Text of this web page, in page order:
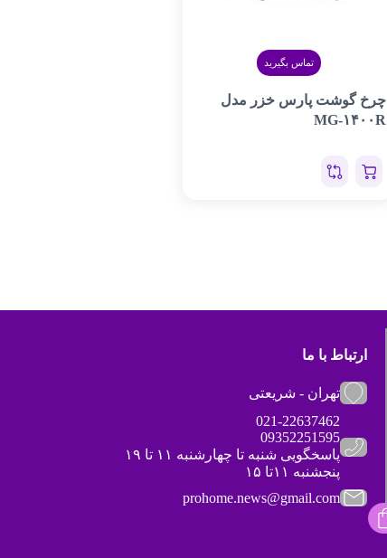
تماس بگیرید
چرخ گوشت پارس خزر مدل
MG-۱۴۰۰R
ارتباط با ما
تهران - شریعتی
021-22637462
09352251595
پاسخگویی شنبه تا چهارشنبه ۱۱ تا ۱۹
پنجشنبه ۱۱تا ۱۵
prohome.news@gmail.com